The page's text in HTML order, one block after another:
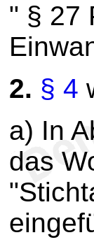
" § 27
2. § 4
a) In
das